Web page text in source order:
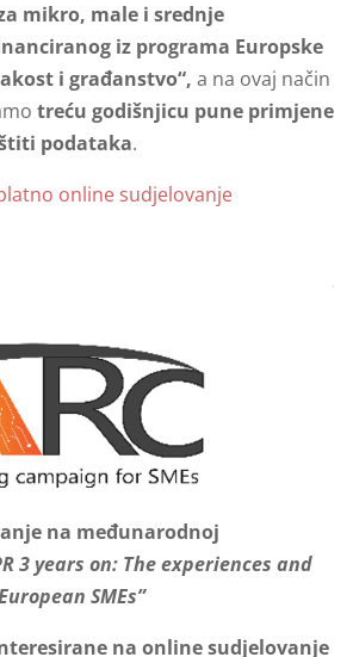
mikro, male i srednje
iz programa Europske
i građanstvo“, a na ovaj način
treću godišnjicu pune primjene
podataka.
online sudjelovanje
na međunarodnoj
3 years on: The experiences and
SMEs”
na online sudjelovanje